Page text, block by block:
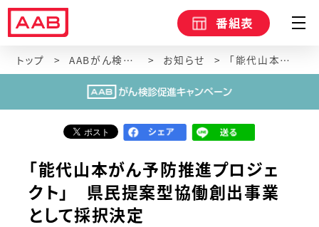
番組表
トップ AABがん検診促進キャンペーン お知らせ 「能代山本がん予防推進プロジェクト」 県民提案型協働創出事業として採択決定
「能代山本がん予防推進プロジェ
クト」 県民提案型協働創出事業
として採択決定